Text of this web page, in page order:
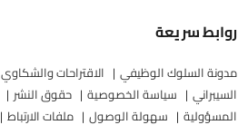
روابط سريعة
مدونة السلوك الوظيفي الاقتراحات والشكاوي
السيبراني
سياسة الخصوصية حقوق النشر
المسؤولية
سهولة الوصول ملفات الارتباط